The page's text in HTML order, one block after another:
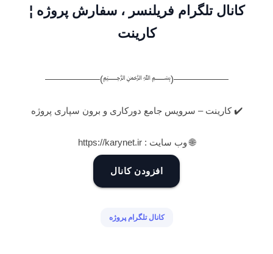
کانال تلگرام فریلنسر ، سفارش پروژه ¦
کارینت
——————(﷽)——————
✔️ کارینت – سرویس جامع دورکاری و برون سپاری پروژه
🌐 وب سایت : https://karynet.ir
افزودن کانال
کانال تلگرام پروژه